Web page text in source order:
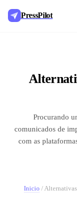
PressPilot
Procurando
comunicados de
com as
Inicio /Alternativas